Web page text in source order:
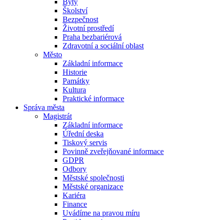
Byty
Školství
Bezpečnost
Životní prostředí
Praha bezbariérová
Zdravotní a sociální oblast
Město
Základní informace
Historie
Památky
Kultura
Praktické informace
Správa města
Magistrát
Základní informace
Úřední deska
Tiskový servis
Povinně zveřejňované informace
GDPR
Odbory
Městské společnosti
Městské organizace
Kariéra
Finance
Uvádíme na pravou míru